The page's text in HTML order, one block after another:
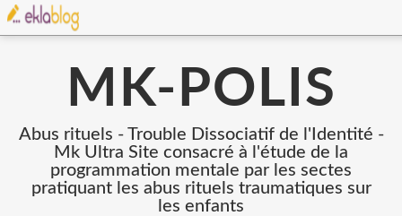
MK-POLIS
Abus rituels - Trouble Dissociatif de l'Identité -
Mk Ultra Site consacré à l'étude de la
programmation mentale par les sectes
pratiquant les abus rituels traumatiques sur
les enfants